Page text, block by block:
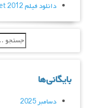
دانلود فیلم Adventure Planet 2012
بایگانی‌ها
دسامبر 2025